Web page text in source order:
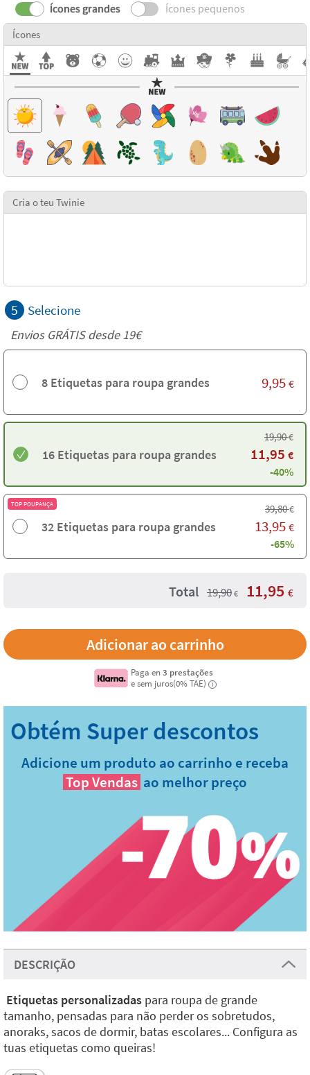
Ícones grandes Ícones pequenos
Ícones
Cria o teu Twinie
5 Selecione
Envios GRÁTIS desde 19€
8 Etiquetas para roupa grandes 9,95 €
16 Etiquetas para roupa grandes
19,90€
11,95 €
-40%
TOP POUPANÇA
32 Etiquetas para roupa grandes
39,80€
13,95 €
-65%
Total 19,90 € 11,95 €
Paga en3 prestações
e sem juros(0% TAE)
i
Adicione um produto ao carrinho e receba
Top Vendas ao melhor preço
DESCRIÇÃO
Etiquetas personalizadas para roupa de grande
tamanho, pensadas para não perder os sobretudos,
anoraks, sacos de dormir, batas escolares... Configura as
tuas etiquetas como queiras!